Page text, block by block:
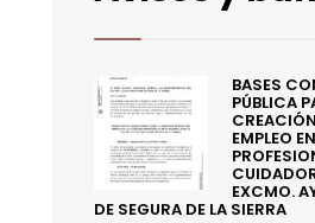
BASES
PÚBLICA
EMPLEO
EXCMO.
DE SEGURA DE LA SIERRA